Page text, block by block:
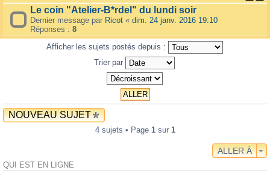
Le coin "Atelier-B*rdel" du lundi soir
Dernier message par Ricot « dim. 24 janv. 2016 19:10
Réponses : 8
Afficher les sujets postés depuis :
Trier par
NOUVEAU SUJET
4 sujets • Page 1sur 1
ALLER À
QUI EST EN LIGNE